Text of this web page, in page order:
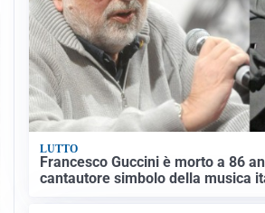
LUTTO
Francesco Guccini è morto a 86
cantautore simbolo della musica